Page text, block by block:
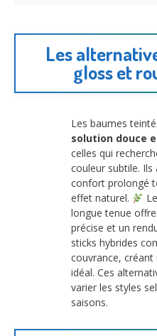
Les
gloss et
Les baumes
solution douce
celles qui
couleur subtile.
confort prolongé
effet naturel.
longue tenue
précise et un
sticks hybrides
couvrance,
idéal. Ces
varier les styles
saisons.